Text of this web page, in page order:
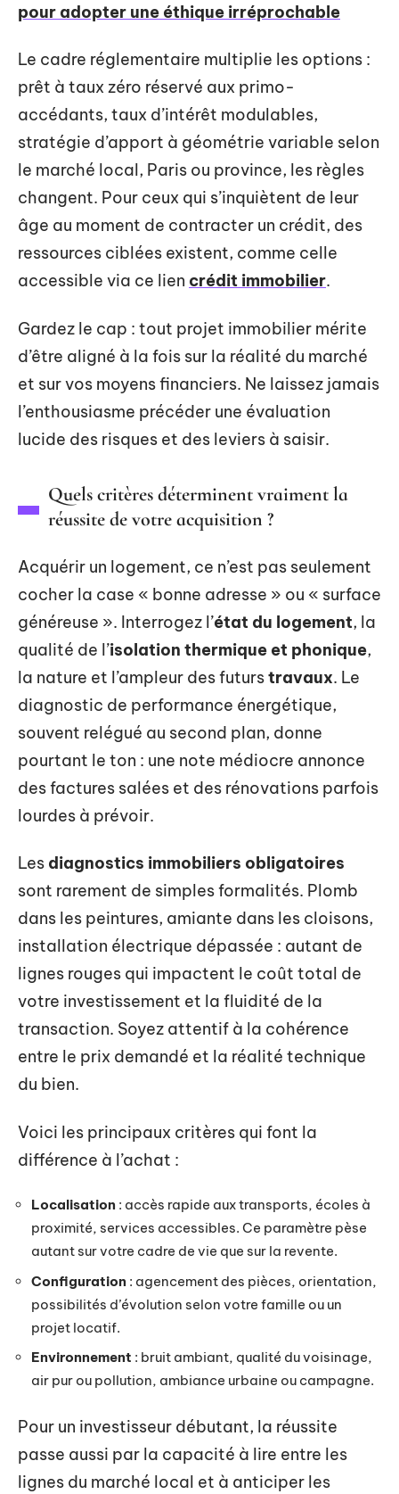
pour adopter une éthique irréprochable
Le cadre réglementaire multiplie les options :
prêt à taux zéro réservé aux primo-
accédants, taux d’intérêt modulables,
stratégie d’apport à géométrie variable selon
le marché local, Paris ou province, les règles
changent. Pour ceux qui s’inquiètent de leur
âge au moment de contracter un crédit, des
ressources ciblées existent, comme celle
accessible via ce lien crédit immobilier.
Gardez le cap : tout projet immobilier mérite
d’être aligné à la fois sur la réalité du marché
et sur vos moyens financiers. Ne laissez jamais
l’enthousiasme précéder une évaluation
lucide des risques et des leviers à saisir.
Quels critères déterminent vraiment la
réussite de votre acquisition ?
Acquérir un logement, ce n’est pas seulement
cocher la case « bonne adresse » ou « surface
généreuse ». Interrogez l’état du logement, la
qualité de l’isolation thermique et phonique,
la nature et l’ampleur des futurstravaux. Le
diagnostic de performance énergétique,
souvent relégué au second plan, donne
pourtant le ton : une note médiocre annonce
des factures salées et des rénovations parfois
lourdes à prévoir.
Les diagnostics immobiliers obligatoires
sont rarement de simples formalités. Plomb
dans les peintures, amiante dans les cloisons,
installation électrique dépassée : autant de
lignes rouges qui impactent le coût total de
votre investissement et la fluidité de la
transaction. Soyez attentif à la cohérence
entre le prix demandé et la réalité technique
du bien.
Voici les principaux critères qui font la
différence à l’achat :
Localisation : accès rapide aux transports, écoles à
proximité, services accessibles. Ce paramètre pèse
autant sur votre cadre de vie que sur la revente.
Configuration : agencement des pièces, orientation,
possibilités d’évolution selon votre famille ou un
projet locatif.
Environnement : bruit ambiant, qualité du voisinage,
air pur ou pollution, ambiance urbaine ou campagne.
Pour un investisseur débutant, la réussite
passe aussi par la capacité à lire entre les
lignes du marché local et à anticiper les